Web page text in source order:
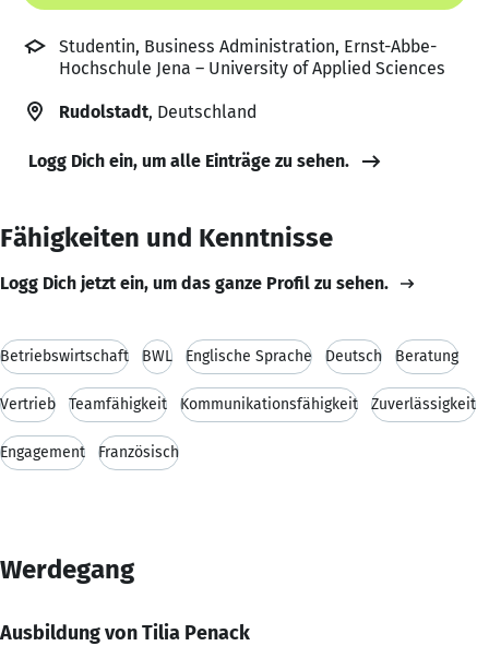
Studentin, Business Administration, Ernst-Abbe-
Hochschule Jena – University of Applied Sciences
Rudolstadt, Deutschland
Logg Dich ein, um alle Einträge zu sehen.
Fähigkeiten und Kenntnisse
Logg Dich jetzt ein, um das ganze Profil zu sehen.
Betriebswirtschaft BWL Englische Sprache Deutsch Beratung
Vertrieb Teamfähigkeit Kommunikationsfähigkeit Zuverlässigkeit
Engagement Französisch
Werdegang
Ausbildung von Tilia Penack